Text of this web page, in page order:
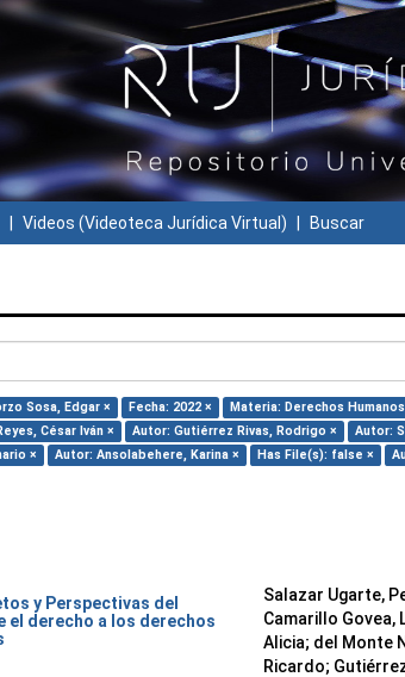
Videos (Videoteca Jurídica Virtual) Buscar
Sosa, Edgar × Fecha: 2022 × Materia: Derechos
César Iván × Autor: Gutiérrez Rivas, Rodrigo ×
Autor:
× Autor: Ansolabehere, Karina × Has File(s): false ×
y Perspectivas del
el derecho a los derechos
Salazar Ugarte,
Camarillo Govea,
Alicia; del Monte
Ricardo;